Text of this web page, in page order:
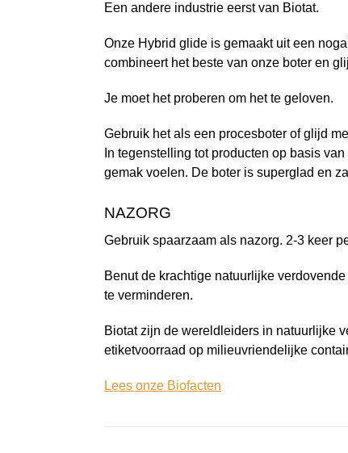
Een andere industrie eerst van Biotat.
Onze Hybrid glide is gemaakt uit een
combineert het beste van onze boter en
Je moet het proberen om het te geloven.
Gebruik het als een procesboter of glijd
In tegenstelling tot producten op basis
gemak voelen. De boter is superglad en
NAZORG
Gebruik spaarzaam als nazorg. 2-3 keer
Benut de krachtige natuurlijke
te verminderen.
Biotat zijn de wereldleiders in natuurlijke
etiketvoorraad op milieuvriendelijke
Lees onze Biofacten